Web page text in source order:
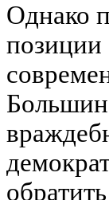
Однако